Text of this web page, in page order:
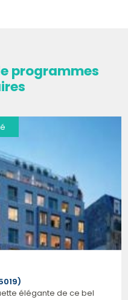
programmes
élégante de ce bel